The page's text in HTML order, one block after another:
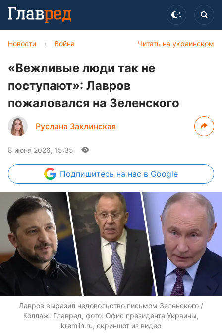
Читать на украинском
Новости › Война
«Вежливые люди так не
поступают»: Лавров
пожаловался на Зеленского
Руслана Заклинская
8 июня 2026, 15:35
Подпишитесь на нас в Google
Лавров выразил недовольство письмом Зеленского /
Коллаж: Главред, фото: Офис президента Украины,
kremlin.ru, скриншот из видео